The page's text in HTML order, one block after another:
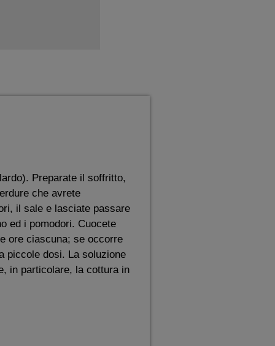
Preparate il soffritto,
che avrete
il sale e lasciate passare
ed i pomodori. Cuocete
ore ciascuna; se occorre
piccole dosi. La soluzione
in particolare, la cottura in